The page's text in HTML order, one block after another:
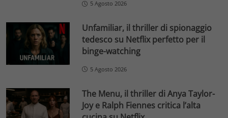
5 Agosto 2026
Unfamiliar, il thriller di spionaggio
tedesco su Netflix perfetto per il
binge-watching
5 Agosto 2026
The Menu, il thriller di Anya Taylor-
Joy e Ralph Fiennes critica l’alta